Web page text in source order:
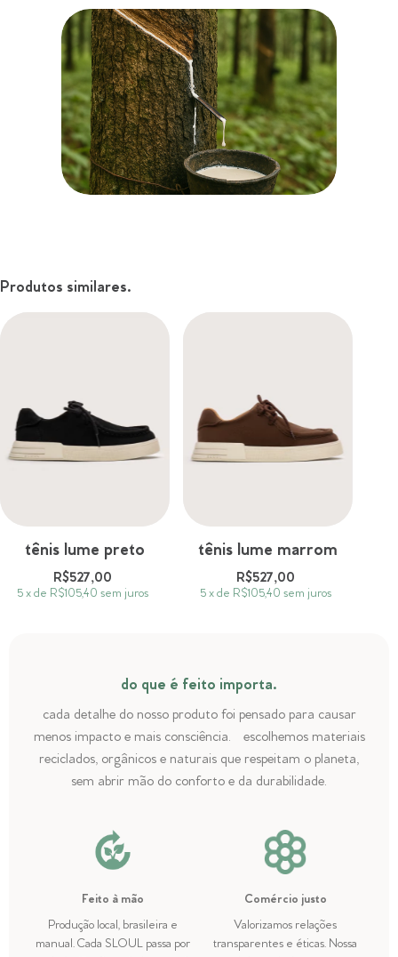
Produtos similares.
tênis lume preto
R$527,00
5 xde R$105,40 sem juros
tênis lume marrom
R$527,00
5 xde R$105,40 sem juros
do que é feito importa.
cada detalhe do nosso produto foi pensado para causar
menos impacto e mais consciência. escolhemos materiais
reciclados, orgânicos e naturais que respeitam o planeta,
sem abrir mão do conforto e da durabilidade.
Feito à mão
Produção local, brasileira e
manual. Cada SLOUL passa por
Comércio justo
Valorizamos relações
transparentes e éticas. Nossa